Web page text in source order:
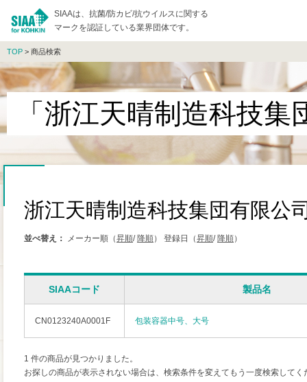
SIAAは、抗菌/防カビ/抗ウイルスに関する
マークを認証している業界団体です。
TOP > 商品検索
「浙江天晴制造科技
浙江天晴制造科技集団有限公
並べ替え： メーカー順（昇順/ 降順） 登録日（昇順/ 降順）
SIAAコード 製品名
CN0123240A0001F 包装容器中号、大号
1 件の商品が見つかりました。
お探しの商品が表示されない場合は、検索条件を変えてもう一度検索してく